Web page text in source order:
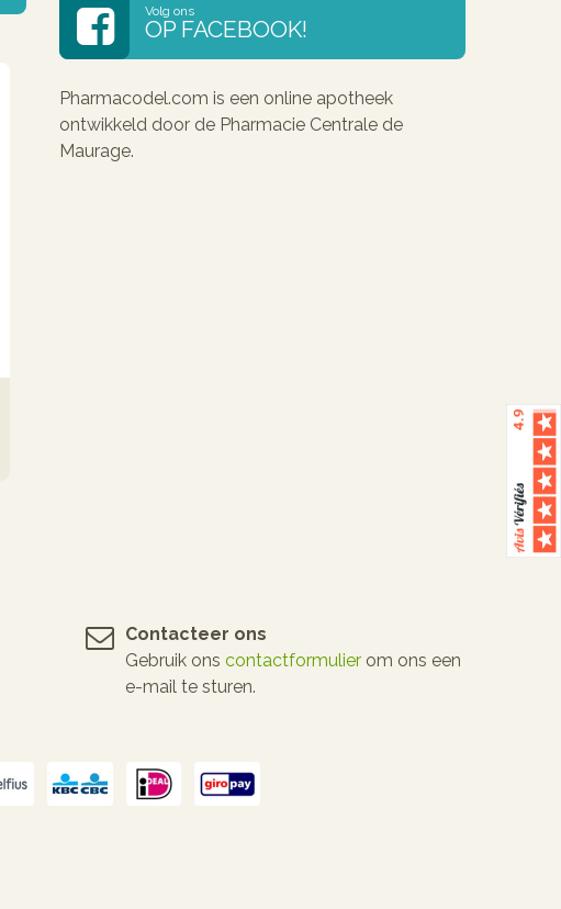
Volg ons
OP FACEBOOK!
Pharmacodel.com is een online apotheek
ontwikkeld door de Pharmacie Centrale de
Maurage.
Contacteer ons
Gebruik ons contactformulier om ons een
e-mail te sturen.